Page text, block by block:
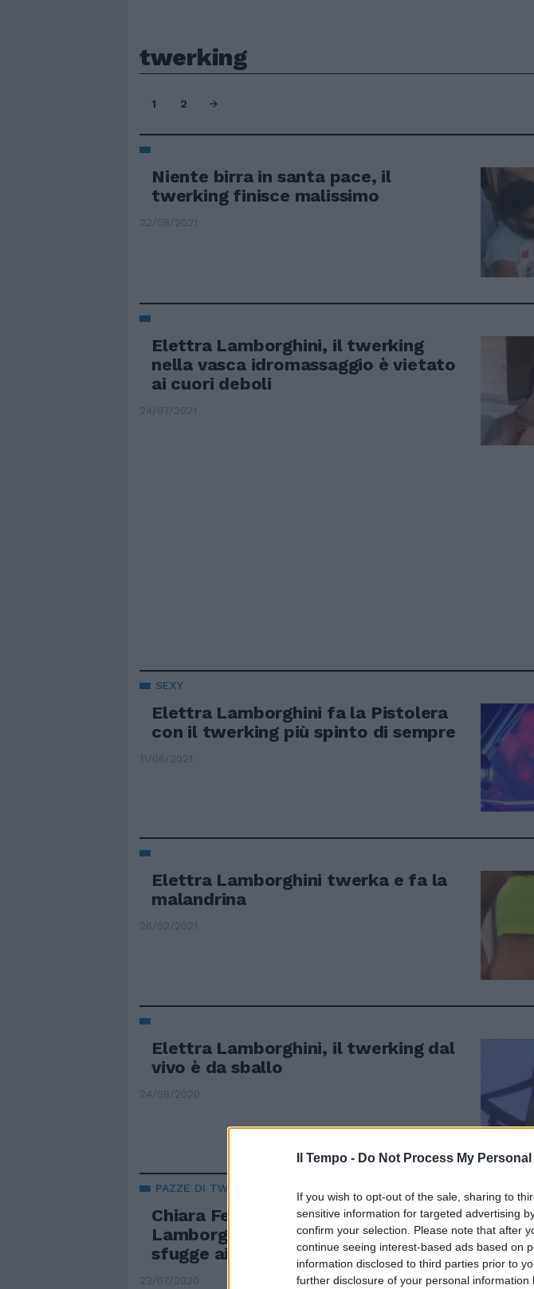
Il Tempo - Do Not Process My
If you wish to opt-out of the sale, sharing to
sensitive information for targeted advertising
confirm your selection. Please note that after
continue seeing interest-based ads based on
information disclosed to third parties prior to
further disclosure of your personal information
twerking
1 2
Niente birra in santa pace, il
twerking finisce malissimo
22/08/2021
Elettra Lamborghini, il twerking
nella vasca idromassaggio è vietato
ai cuori deboli
24/07/2021
SEXY
Elettra Lamborghini fa la Pistolera
con il twerking più spinto di sempre
11/06/2021
Elettra Lamborghini twerka e fa la
malandrina
26/02/2021
Elettra Lamborghini, il twerking dal
vivo è da sballo
24/08/2020
PAZZE DI TWERKING
Chiara Ferragni imita Elettra
Lamborghini. Ma il trucco non
sfugge ai fan
23/07/2020